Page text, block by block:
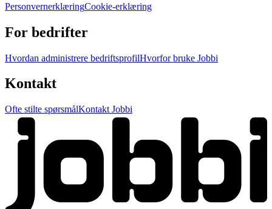
PersonvernerklæringCookie-erklæring
For bedrifter
Hvordan administrere bedriftsprofilHvorfor bruke Jobbi
Kontakt
Ofte stilte spørsmålKontakt Jobbi